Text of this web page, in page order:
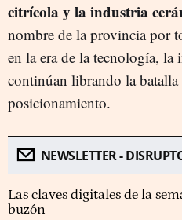
citrícola y la industria
nombre de la provincia por
en la era de la tecnología,
continúan librando la
posicionamiento.
NEWSLETTER -
Las claves digitales de la
buzón